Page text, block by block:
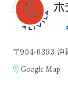
〒904-0393 沖
Google Map